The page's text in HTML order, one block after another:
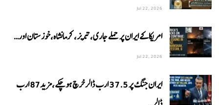
Jul 22, 2026
امریکا کے ایران پر حملے جاری،تبریز، کرمانشاہ،خوزستان اور…
Jul 22, 2026
ایران جنگ پر 37.5 ارب ڈالر خرچ ہوچکے،مزید87 ارب